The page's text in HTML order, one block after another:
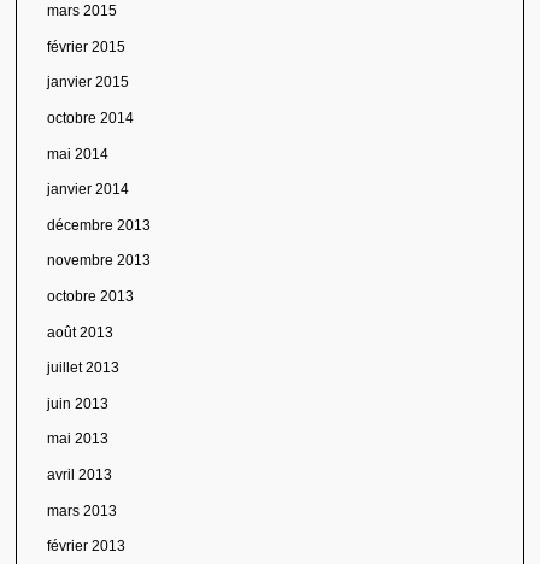
mars 2015
février 2015
janvier 2015
octobre 2014
mai 2014
janvier 2014
décembre 2013
novembre 2013
octobre 2013
août 2013
juillet 2013
juin 2013
mai 2013
avril 2013
mars 2013
février 2013